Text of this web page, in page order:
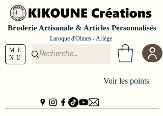
Broderie Artisanale & Articles Personnalisés
Laroque d'Olmes - Ariège
ME
NU
Voir les points